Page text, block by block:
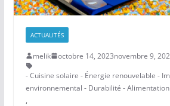
ACTUALITÉS
melik octobre 14, 2023novembre 9,
- Cuisine solaire - Énergie renouvelable -
environnemental - Durabilité -
,